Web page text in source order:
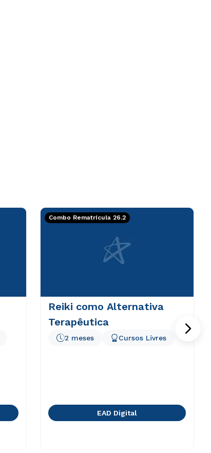
Combo Rematrícula 26.2
Reiki como Alternativa
Terapêutica
2 meses Cursos Livres
EAD Digital